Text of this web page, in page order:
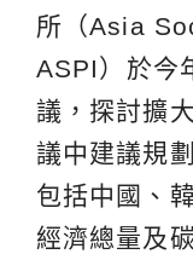
所（Asia
ASPI）於今
議，探討擴
議中建議規
包括中國、
經濟總量及